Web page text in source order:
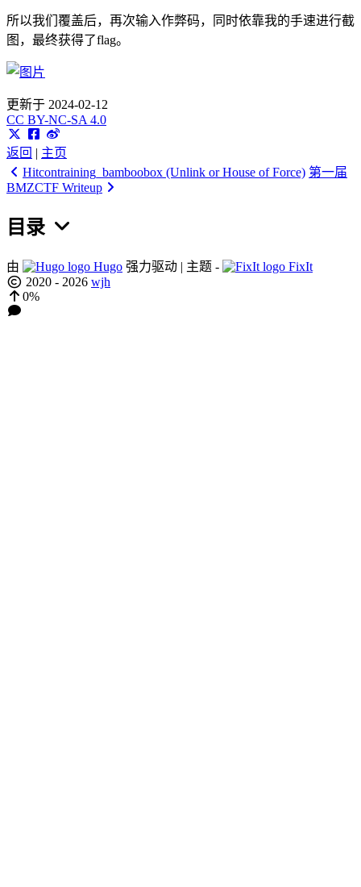
所以我们覆盖后，再次输入作弊码，同时依靠我的手速进行截
图，最终获得了flag。
更新于 2024-02-12
CC BY-NC-SA 4.0
返回 | 主页
Hitcontraining_bamboobox (Unlink or House of Force) 第一届
BMZCTF Writeup
目录
由 Hugo 强力驱动 | 主题 -
FixIt
2020 - 2026 wjh
0%